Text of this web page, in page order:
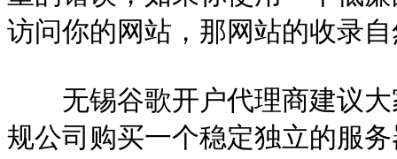
访问你的网站，那网站的收录
无锡谷歌开户代理商建议大
规公司购买一个稳定独立的服